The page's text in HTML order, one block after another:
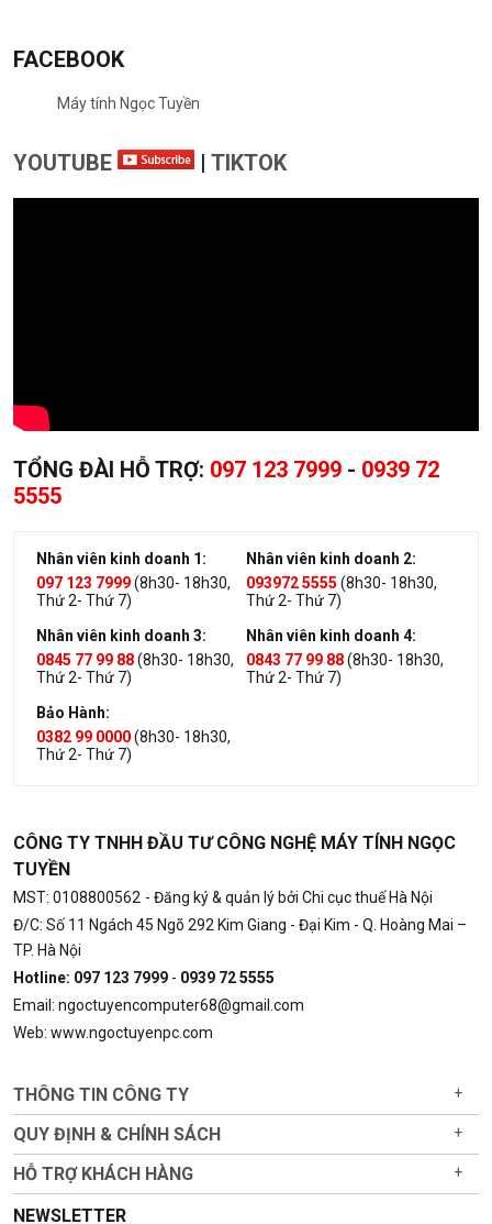
FACEBOOK
Máy tính Ngọc Tuyền
YOUTUBE | TIKTOK
TỔNG ĐÀI HỖ TRỢ: 097 123 7999 - 0939 72
5555
Nhân viên kinh doanh 1:
097 123 7999(8h30- 18h30,
Thứ 2- Thứ 7)
Nhân viên kinh doanh 2:
093972 5555 (8h30- 18h30,
Thứ 2- Thứ 7)
Nhân viên kinh doanh 3:
0845 77 99 88(8h30- 18h30,
Thứ 2- Thứ 7)
Nhân viên kinh doanh 4:
0843 77 99 88(8h30- 18h30,
Thứ 2- Thứ 7)
Bảo Hành:
0382 99 0000(8h30- 18h30,
Thứ 2- Thứ 7)
CÔNG TY TNHH ĐẦU TƯ CÔNG NGHỆ MÁY TÍNH NGỌC
TUYỀN
MST: 0108800562 - Đăng ký & quản lý bởi Chi cục thuế Hà Nội
Đ/C: Số 11 Ngách 45 Ngõ 292 Kim Giang - Đại Kim - Q. Hoàng Mai –
TP. Hà Nội
Hotline: 097 123 7999 - 0939 72 5555
Email: ngoctuyencomputer68@gmail.com
Web: www.ngoctuyenpc.com
THÔNG TIN CÔNG TY +
QUY ĐỊNH & CHÍNH SÁCH +
HỖ TRỢ KHÁCH HÀNG +
NEWSLETTER